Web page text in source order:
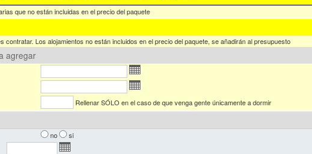
que no están incluidas en el precio del paquete
contratar. Los alojamientos no están incluidos en el precio del paquete, se añadirán al presupuesto
agregar
Rellenar SÓLO en el caso de que venga gente únicamente a dormir
no
si